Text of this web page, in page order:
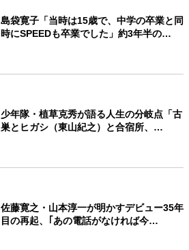
島袋寛子「当時は15歳で、中学の卒業と同
時にSPEEDも卒業でした」約3年半の…
少年隊・植草克秀が語る人生の分岐点「古
巣とヒガシ（東山紀之）と合宿所、…
佐藤寛之・山本淳一が明かすデビュー35年
目の再起、｢あの電話がなければ今…